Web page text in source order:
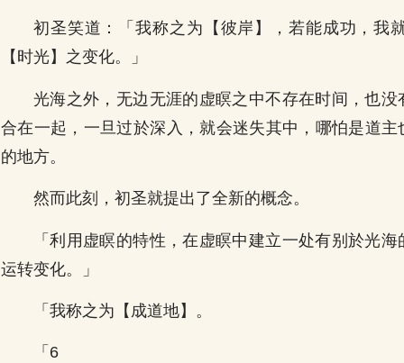
初圣笑道：「我称之为【彼岸】，若能成功，我
【时光】之变化。」
光海之外，无边无涯的虚瞑之中不存在时间，也
合在一起，一旦过於深入，就会迷失其中，哪怕是道
的地方。
然而此刻，初圣就提出了全新的概念。
「利用虚瞑的特性，在虚瞑中建立一处有别於光
运转变化。」
「我称之为【成道地】。
「6